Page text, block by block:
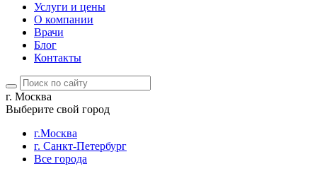
Услуги и цены
О компании
Врачи
Блог
Контакты
г. Москва
Выберите свой город
г.Москва
г. Санкт-Петербург
Все города